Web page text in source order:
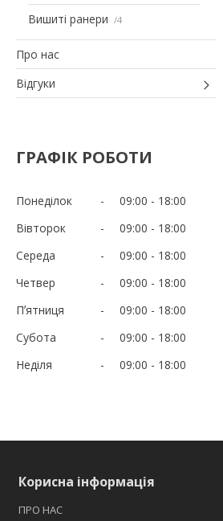
Вишиті ранери 4
Про нас
Відгуки
ГРАФІК РОБОТИ
Понеділок 09:00
18:00
Вівторок
09:00
18:00
Середа
09:00
18:00
Четвер
09:00
18:00
Пʼятниця
09:00
18:00
Субота
09:00
18:00
Неділя
09:00 18:00
Корисна інформація
ПРО НАС